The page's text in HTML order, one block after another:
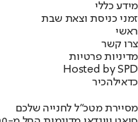
מידע כללי
זמני כניסת וצאת שבת
ראשי
צרו קשר
מדיניות פרטיות
Hosted by SPD
כדאילהכיר
מסיירת מטכ"ל לחנייה שלכם